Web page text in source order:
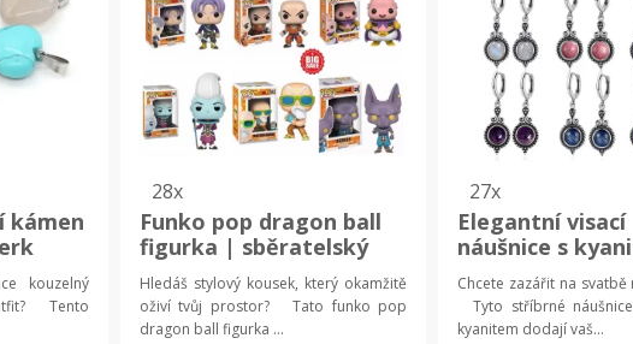
kámen
kouzelný
Tento
28x
Funko pop dragon ball
figurka | sběratelský
model
Hledáš stylový kousek, který okamžitě
oživí tvůj prostor? Tato funko pop
dragon ball figurka ...
27x
Elegantní visací
náušnice s
stříbro 925 |
Chcete zazářit na svatbě
Tyto stříbrné
kyanitem dodají vaš...